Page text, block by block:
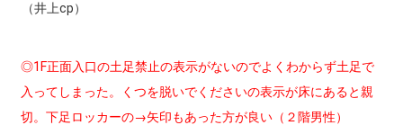
（井上cp）
◎1F正面入口の土足禁止の表示がないのでよくわからず土足で
入ってしまった。くつを脱いでくださいの表示が床にあると親
切。下足ロッカーの→矢印もあった方が良い（２階男性）